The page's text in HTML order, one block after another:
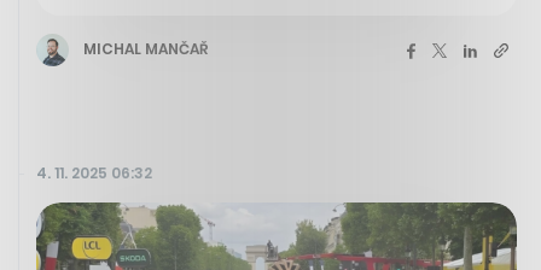
MICHAL MANČAŘ
4. 11. 2025 06:32